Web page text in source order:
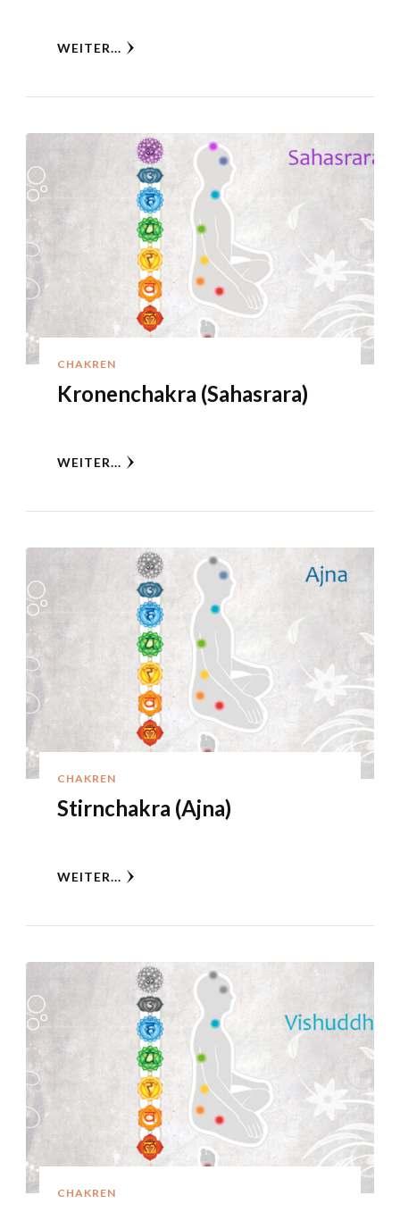
WEITER...
CHAKREN
Kronenchakra (Sahasrara)
WEITER...
CHAKREN
Stirnchakra (Ajna)
WEITER...
CHAKREN